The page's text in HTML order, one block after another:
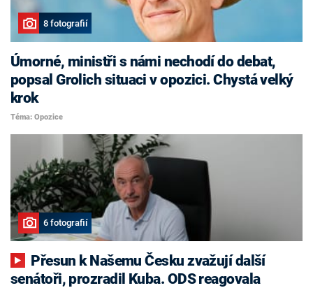
8 fotografií
Úmorné, ministři s námi nechodí do debat,
popsal Grolich situaci v opozici. Chystá velký
krok
Téma: Opozice
6 fotografií
senátoři, prozradil Kuba. ODS reagovala